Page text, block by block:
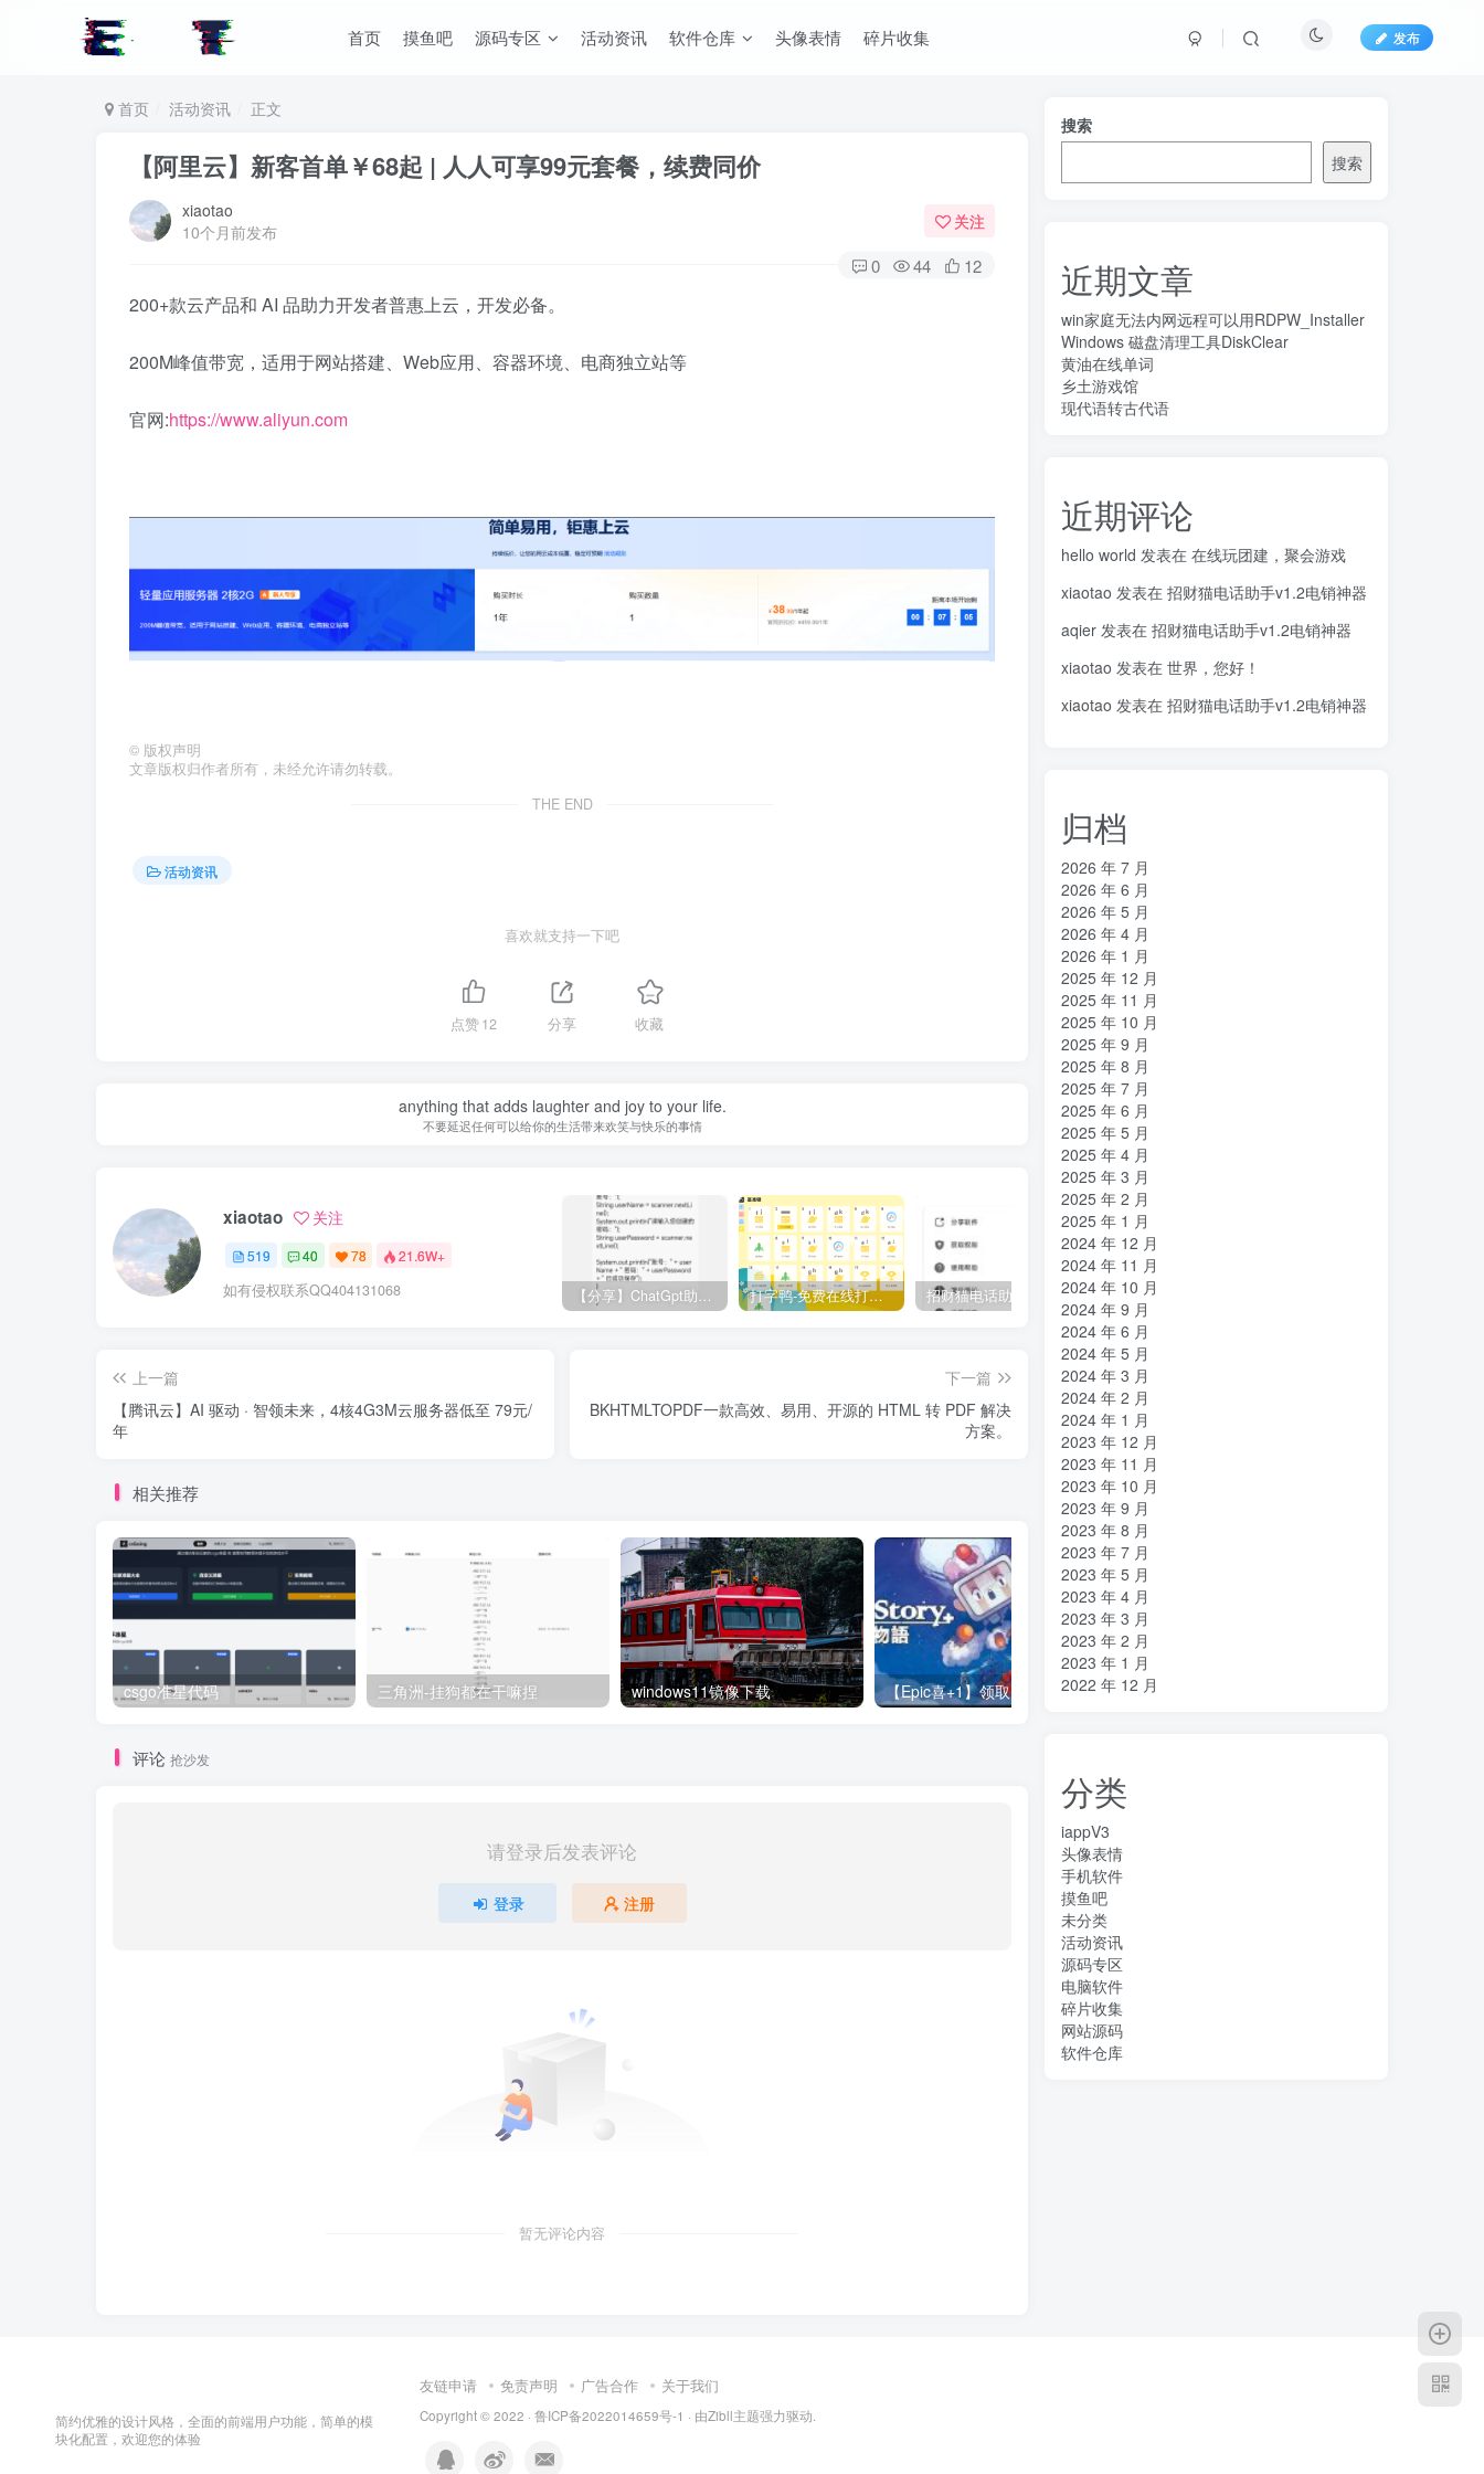
首页 摸鱼吧 源码专区 活动资讯 软件仓库 头像表情 碎片收集 发布
首页 活动资讯 正文
【阿里云】新客首单￥68起 | 人人可享99元套餐，续费同价
xiaotao
10个月前发布
关注
0 44 12
200+款云产品和 AI 品助力开发者普惠上云，开发必备。
200M峰值带宽，适用于网站搭建、Web应用、容器环境、电商独立站等
官网:https://www.aliyun.com
© 版权声明
文章版权归作者所有，未经允许请勿转载。
THE END
活动资讯
喜欢就支持一下吧
点赞12 分享 收藏
anything that adds laughter and joy to your life.
不要延迟任何可以给你的生活带来欢笑与快乐的事情
xiaotao 关注
519 40 78 21.6W+
如有侵权联系QQ404131068 打字鸭-免费在线打字练习平台 招财猫电话助手v1.2电销神器 在线cs摸鱼神器
上一篇
【腾讯云】AI 驱动 · 智领未来，4核4G3M云服务器低至 79元/
年
下一篇
BKHTMLTOPDF一款高效、易用、开源的 HTML 转 PDF 解决
方案。
相关推荐
csgo准星代码 三角洲-挂狗都在干嘛捏 windows11镜像下载 【Epic喜+1】领‪取电脑游‪戏《洞窟物语+》 轻小说机翻机器人
评论 抢沙发
请登录后发表评论
登录 注册
暂无评论内容
搜索
搜索
近期文章
win家庭无法内网远程可以用RDPW_Installer
Windows 磁盘清理工具DiskClear
黄油在线单词
乡土游戏馆
现代语转古代语
近期评论
hello world 发表在 在线玩团建，聚会游戏
xiaotao 发表在 招财猫电话助手v1.2电销神器
aqier 发表在 招财猫电话助手v1.2电销神器
xiaotao 发表在 世界，您好！
xiaotao 发表在 招财猫电话助手v1.2电销神器
归档
2026 年 7 月
2026 年 6 月
2026 年 5 月
2026 年 4 月
2026 年 1 月
2025 年 12 月
2025 年 11 月
2025 年 10 月
2025 年 9 月
2025 年 8 月
2025 年 7 月
2025 年 6 月
2025 年 5 月
2025 年 4 月
2025 年 3 月
2025 年 2 月
2025 年 1 月
2024 年 12 月
2024 年 11 月
2024 年 10 月
2024 年 9 月
2024 年 6 月
2024 年 5 月
2024 年 3 月
2024 年 2 月
2024 年 1 月
2023 年 12 月
2023 年 11 月
2023 年 10 月
2023 年 9 月
2023 年 8 月
2023 年 7 月
2023 年 5 月
2023 年 4 月
2023 年 3 月
2023 年 2 月
2023 年 1 月
2022 年 12 月
分类
iappV3
头像表情
手机软件
摸鱼吧
未分类
活动资讯
源码专区
电脑软件
碎片收集
网站源码
软件仓库
简约优雅的设计风格，全面的前端用户功能，简单的模
块化配置，欢迎您的体验
友链申请 免责声明 广告合作 关于我们
Copyright © 2022 · 鲁ICP备2022014659号-1 · 由Zibll主题强力驱动.